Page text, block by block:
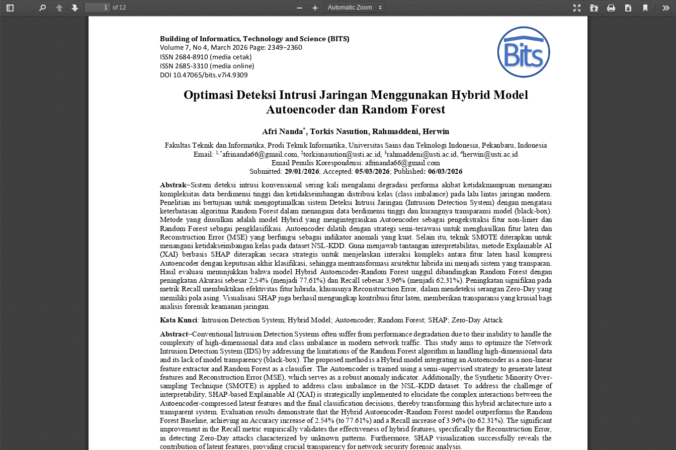
Toggle
PreviousNext
of 12
Presentation
Open Print Download
Current
Zoom
Zoom
Building of Informatics, Technology and Science (BITS)
Volume 7, No 4, March 2026 Page: 2349−2360
ISSN 2684-8910 (media cetak)
ISSN 2685-3310 (media online)
DOI 10.47065/bits.v7i4.9309
Optimasi Deteksi Intrusi Jaringan Menggunakan Hybrid Model
Autoencoder dan Random Forest
Afri Nanda* , Torkis Nasution Rahmaddeni Herwin
Fakultas Teknik dan Informatika, Prodi Teknik Informatika, Universitas Sains dan Teknologi Indonesia, Pekanbaru, Indonesia
Email: 1 ,*afrinanda66@gmail.com , 2torkisnasution@usti.ac.id 3rahmaddeni@usti.ac.id , 4herwin@usti.ac.id
Email Penulis Korespondensi: afrinanda66@gmail.com
Submitted: 29/01/2026; Accepted: 05/03/2026; Published: 06/03/2026
Abstrak−Sistem  deteksi  intrusi  konvensional  sering  kali  mengalami  degradasi  performa  akibat  ketidakmampuan  menangani
kompleksitas data berdimensi tinggi dan ketidakseimbangan distribusi kelas (class imbalance) pada lalu lintas jaringan modern
Penelitian  ini  bertujuan  untuk  mengoptimalkan  sistem  Deteksi  Intrusi  Jaringan  (Intrusion  Detection  System)  dengan  mengatasi
keterbatasan algoritma Random Forest dalam menangani data berdimensi tinggi dan kurangnya transparansi model (black-box).
Metode  yang  diusulkan  adalah  model  Hybrid  yang  mengintegrasikan  Autoencoder  sebagai  pengekstraksi  fitur  non-linier  dan
Random  Forest  sebagai  pengklasifikasi.  Autoencoder  dilatih  dengan  strategi  semi-terawasi  untuk  menghasilkan  fitur  laten  dan
Reconstruction  Error  (MSE)  yang  berfungsi  sebagai  indikator  anomali  yang  kuat.  Selain  itu,  teknik  SMOTE  diterapkan  untuk
menangani ketidakseimbangan kelas pada dataset NSL-KDD . Guna menjawab tantangan interpretabilitas, metode Explainable AI
(XAI)  berbasis  SHAP  diterapkan  secara  strategis  untuk  menjelaskan  interaksi  kompleks  antara  fitur  laten  hasil  kompresi
Autoencoder dengan keputusan akhir klasifikasi, sehingga mentransformasi arsitektur hibrida ini menjadi sistem yang transparan
Hasil  evaluasi  menunjukkan  bahwa  model  Hybrid  Autoencoder-Random  Forest  unggul  dibandingkan  Random  Forest  dengan
peningkatan Akurasi sebesar 2,54% (menjadi 77,61%) dan Recall sebesar 3,96% (menjadi 62,31%). Peningkatan signifikan pada
metrik Recall membuktikan efektivitas fitur hibrida, khususnya Reconstruction Error, dalam mendeteksi serangan Zero-Day yang
memiliki pola asing. Visualisasi SHAP juga berhasil mengungkap kontribusi fitur laten, memberikan transparansi yang krusial bagi
analisis forensik keamanan jaringan
Kata Kunci: Intrusion Detection System; Hybrid Model; Autoencoder; Random Forest; SHAP; Zero-Day Attack
Abstract−Conventional Intrusion Detection Systems often suffer from performance degradation due to their inability to handle the
complexity  of  high-dimensional  data  and  class  imbalance  in  modern  network  traffic .  This  study  aims  to  optimize  the  Network
Intrusion Detection System (IDS) by addressing the limitations of the Random Forest algorithm in handling high-dimensional data
and its lack of model transparency (black-box). The proposed method is a Hybrid model integrating an Autoencoder as a non-linear
feature extractor and Random Forest as a classifier. The Autoencoder is trained using a semi-supervised strategy to generate latent
features and Reconstruction Error (MSE), which serves as a robust anomaly indicator. Additionally, the Synthetic Minority Over-
sampling Technique  (SMOTE)  is  applied  to  address  class  imbalance  in  the  NSL-KDD  dataset
To  address  the  challenge  of
interpretability, SHAP-based Explainable AI (XAI) is strategically implemented to elucidate the complex interactions between the
Autoencoder-compressed latent features and the final classification decisions, thereby transforming this hybrid architecture into a
transparent system . Evaluation results demonstrate that the Hybrid Autoencoder-Random Forest model outperforms the Random
Forest Baseline, achieving an Accuracy increase of 2.54% (to 77.61%) and a Recall increase of 3.96% (to 62.31%). The significant
improvement in the Recall metric empirically validates the effectiveness of hybrid features, specifically the Reconstruction Error,
in  detecting  Zero-Day  attacks  characterized  by  unknown  patterns.  Furthermore,  SHAP  visualization  successfully  reveals  the
contribution of latent features, providing crucial transparency for network security forensic analysis.